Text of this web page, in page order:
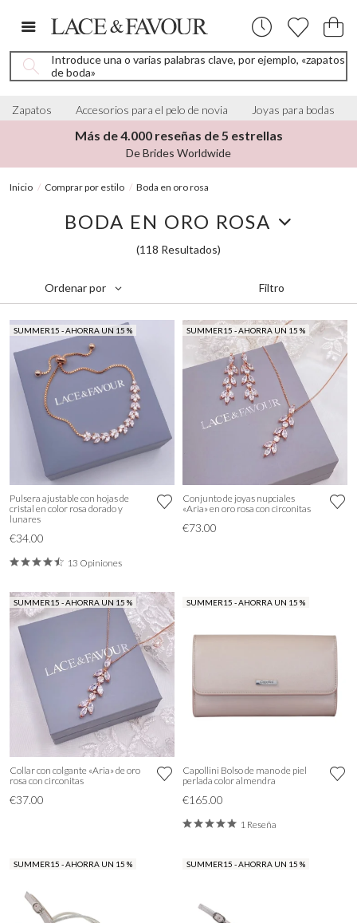
Introduce una o varias palabras clave, por ejemplo, «zapatos
de boda»
Zapatos Accesorios para el pelo de novia Joyas para bodas
Más de 4.000 reseñas de 5 estrellas
De Brides Worldwide
Inicio Comprar por estilo Boda en oro rosa
BODA EN ORO ROSA
(118 Resultados)
Ordenar por Filtro
SUMMER15 - AHORRA UN 15 %
Pulsera ajustable con hojas de
cristal en color rosa dorado y
lunares
€34.00
13 Opiniones
SUMMER15 - AHORRA UN 15 %
Conjunto de joyas nupciales
«Aria» en oro rosa con circonitas
€73.00
SUMMER15 - AHORRA UN 15 %
Collar con colgante «Aria» de oro
rosa con circonitas
€37.00
SUMMER15 - AHORRA UN 15 %
Capollini Bolso de mano de piel
perlada color almendra
€165.00
1 Reseña
SUMMER15 - AHORRA UN 15 % SUMMER15 - AHORRA UN 15 %